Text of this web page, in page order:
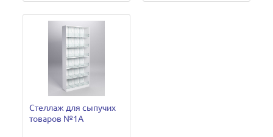
Стеллаж для сыпучих
товаров №1А